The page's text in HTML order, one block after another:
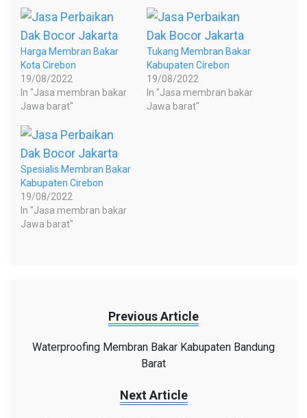
Harga Membran Bakar
Kota Cirebon
19/08/2022
In "Jasa membran bakar
Jawa barat"
Tukang Membran Bakar
Kabupaten Cirebon
19/08/2022
In "Jasa membran bakar
Jawa barat"
Spesialis Membran Bakar
Kabupaten Cirebon
19/08/2022
In "Jasa membran bakar
Jawa barat"
Previous Article
Waterproofing Membran Bakar Kabupaten Bandung
Barat
Next Article